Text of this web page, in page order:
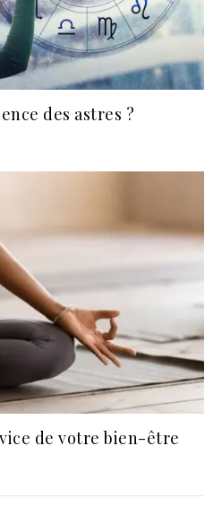
des astres ?
de votre bien-être